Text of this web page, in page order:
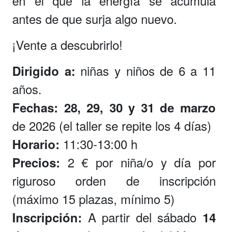
antes de que surja algo nuevo.
¡Vente a descubrirlo!
Dirigido a: niñas y niños de 6 a 11
años.
Fechas: 28, 29, 30 y 31 de marzo
de 2026 (el taller se repite los 4 días)
Horario: 11:30-13:00 h
Precios: 2 € por niña/o y día por
riguroso orden de inscripción
(máximo 15 plazas, mínimo 5)
Inscripción: A partir del sábado 14